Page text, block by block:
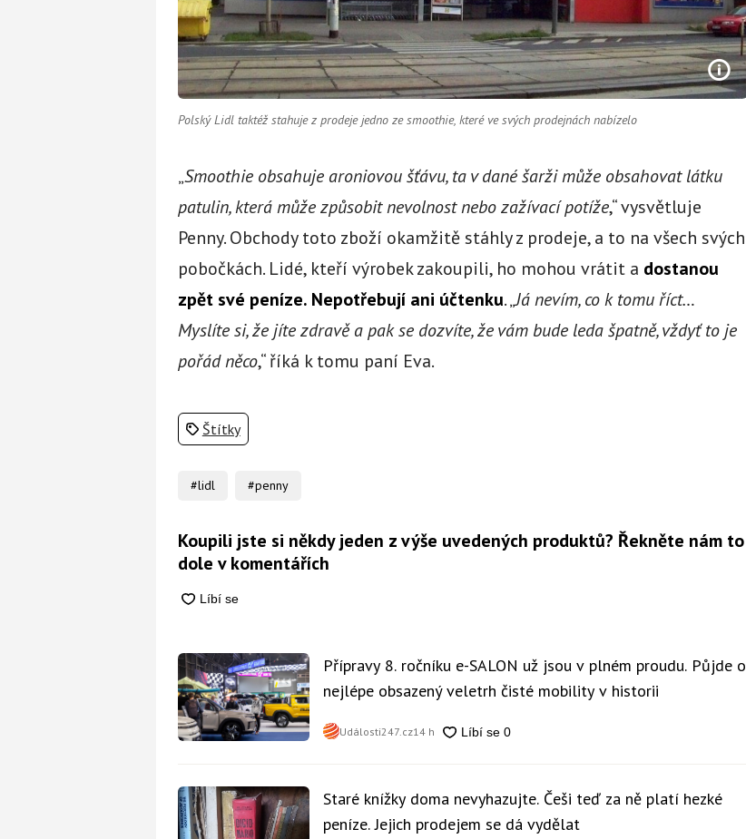
Polský Lidl taktéž stahuje z prodeje jedno ze smoothie, které ve svých prodejnách nabízelo
„Smoothie obsahuje aroniovou šťávu, ta v dané šarži může obsahovat látku
patulin, která může způsobit nevolnost nebo zažívací potíže,“ vysvětluje
Penny. Obchody toto zboží okamžitě stáhly z prodeje, a to na všech svých
pobočkách. Lidé, kteří výrobek zakoupili, ho mohou vrátit a dostanou
zpět své peníze. Nepotřebují ani účtenku. „Já nevím, co k tomu říct…
Myslíte si, že jíte zdravě a pak se dozvíte, že vám bude leda špatně, vždyť to je
pořád něco,“ říká k tomu paní Eva.
Štítky
#lidl #penny
Koupili jste si někdy jeden z výše uvedených produktů? Řekněte nám to
dole v komentářích
Přípravy 8. ročníku e-SALON už jsou v plném proudu. Půjde o
nejlépe obsazený veletrh čisté mobility v historii
Události247.cz14 h
Staré knížky doma nevyhazujte. Češi teď za ně platí hezké
peníze. Jejich prodejem se dá vydělat